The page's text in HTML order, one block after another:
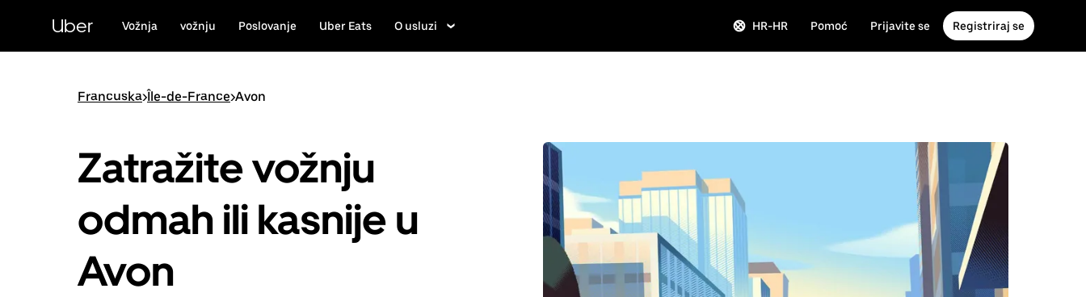
sadržaj
Uber Vožnja vožnju Poslovanje Uber Eats O usluzi HR-HR Pomoć Prijavite se Registriraj se
Francuska>Île-de-France>Avon
Zatražite vožnju
odmah ili kasnije u
Avon